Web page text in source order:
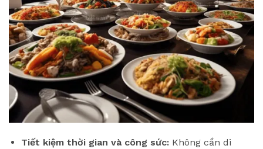
Tiết kiệm thời gian và công sức:Không cần di